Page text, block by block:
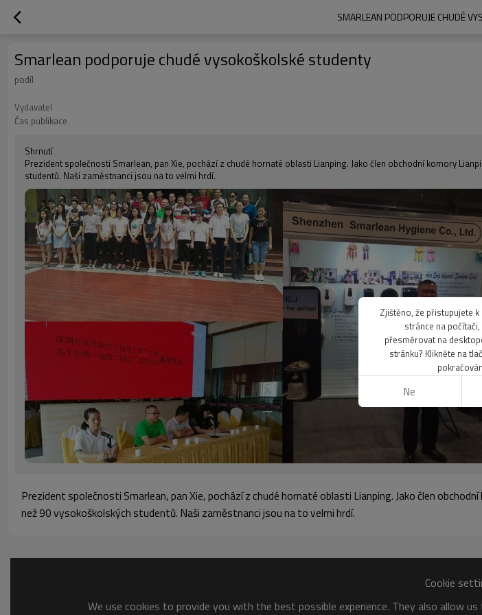
SMARLEAN PODPORUJE CHUDÉ
Smarlean podporuje chudé vysokoškolské studenty
podíl
Vydavatel
Čas publikace
Shrnutí
Prezident společnosti Smarlean, pan Xie, pochází z chudé hornaté oblasti Lianping. Jako člen obchodní komory
studentů. Naši zaměstnanci jsou na to velmi hrdí.
Prezident společnosti Smarlean, pan Xie, pochází z chudé hornaté oblasti Lianping. Jako člen
než 90 vysokoškolských studentů. Naši zaměstnanci jsou na to velmi hrdí.
Cookie
We use cookies to provide you with the best possible experience. They also allow
Zjištěno, že přistupujete
stránce na
přesměrovat na
stránku? Klikněte na
Ne